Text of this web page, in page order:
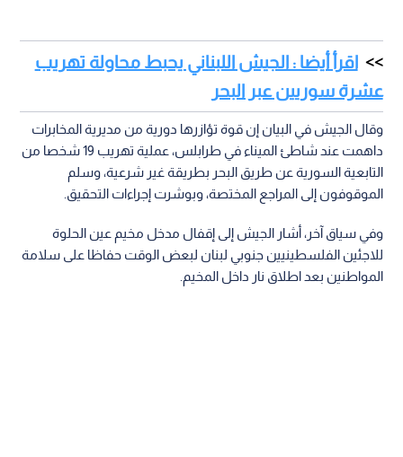
اقرأ أيضا : الجيش اللبناني يحبط محاولة تهريب
عشرة سوريين عبر البحر
وقال الجيش في البيان إن قوة تؤازرها دورية من مديرية المخابرات
داهمت عند شاطئ الميناء في طرابلس، عملية تهريب 19 شخصا من
التابعية السورية عن طريق البحر بطريقة غير شرعية، وسلم
الموقوفون إلى المراجع المختصة، وبوشرت إجراءات التحقيق.
وفي سياق آخر، أشار الجيش إلى إقفال مدخل مخيم عين الحلوة
للاجئين الفلسطينيين جنوبي لبنان لبعض الوقت حفاظا على سلامة
المواطنين بعد اطلاق نار داخل المخيم.